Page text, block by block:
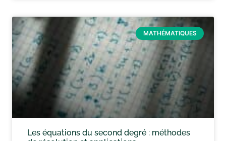
MATHÉMATIQUES
Les équations du second degré : méthodes